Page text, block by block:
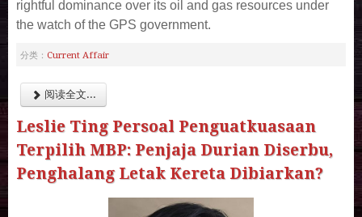
rightful dominance over its oil and gas resources under
the watch of the GPS government.
分类： Current Affair
阅读全文...
Leslie Ting Persoal Penguatkuasaan
Terpilih MBP: Penjaja Durian Diserbu,
Penghalang Letak Kereta Dibiarkan?